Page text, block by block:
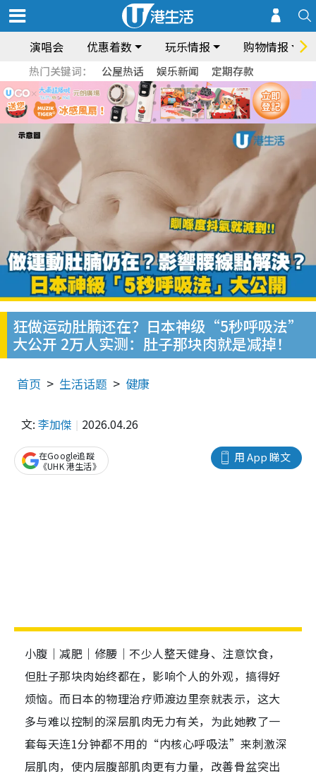
演唱会 优惠着数 玩乐情报 购物情报
热门关键词： 公屋热话 娱乐新闻 定期存款
狂做运动肚腩还在？日本神级“5秒呼吸法”
大公开 2万人实测：肚子那块肉就是减掉！
首页 生活话题 健康
文: 李加傑 2026.04.26
用 App 睇文
在Google追蹤
《UHK 港生活》
小腹｜减肥｜修腰｜不少人整天健身、注意饮食，
但肚子那块肉始终都在，影响个人的外观，搞得好
烦恼。而日本的物理治疗师渡边里奈就表示，这大
多与难以控制的深层肌肉无力有关，为此她教了一
套每天连1分钟都不用的“内核心呼吸法”来刺激深
层肌肉，使内层腹部肌肉更有力量，改善骨盆突出